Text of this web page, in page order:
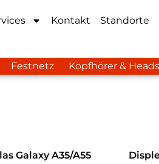
Kontakt
Standorte
Festnetz Kopfhörer &
Galaxy A35/A55